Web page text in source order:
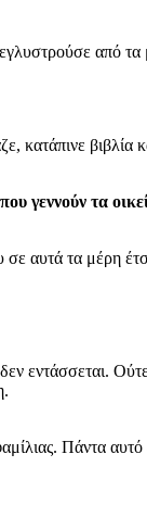
από
βιβλία
γεννούν τα
αυτά τα μέρη
εντάσσεται.
Πάντα